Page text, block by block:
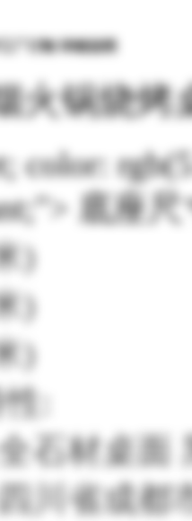
厂订制 详细说明
火锅烧烤
color:
底座
)
)
)
:
石材桌面
川省成都